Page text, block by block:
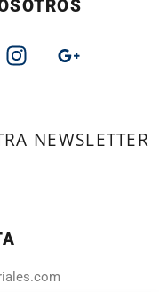
NEWSLETTER